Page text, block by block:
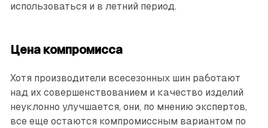
использоваться и в летний период.
Цена компромисса
Хотя производители всесезонных шин работают
над их совершенствованием и качество изделий
неуклонно улучшается, они, по мнению экспертов,
все еще остаются компромиссным вариантом по